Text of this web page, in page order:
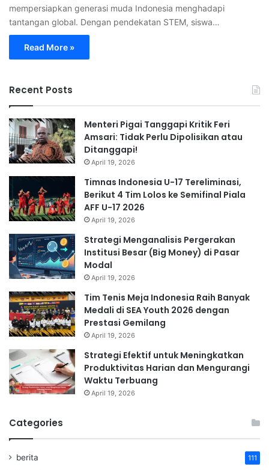
mempersiapkan generasi muda Indonesia menghadapi
tantangan global. Dengan pendekatan STEM, siswa…
Read More »
Recent Posts
Menteri Pigai Tanggapi Kritik Feri
Amsari: Tidak Perlu Dipolisikan atau
Ditanggapi!
April 19, 2026
Timnas Indonesia U-17 Tereliminasi,
Berikut 4 Tim Lolos ke Semifinal Piala
AFF U-17 2026
April 19, 2026
Strategi Menganalisis Pergerakan
Institusi Besar (Big Money) di Pasar
Modal
April 19, 2026
Tim Tenis Meja Indonesia Raih Banyak
Medali di SEA Youth 2026 dengan
Prestasi Gemilang
April 19, 2026
Strategi Efektif untuk Meningkatkan
Produktivitas Harian dan Mengurangi
Waktu Terbuang
April 19, 2026
Categories
berita 111